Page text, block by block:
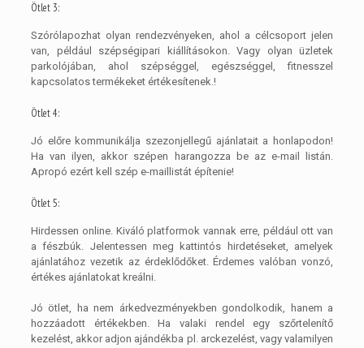
Ötlet 3:
Szórólapozhat olyan rendezvényeken, ahol a célcsoport jelen
van, például szépségipari kiállításokon. Vagy olyan üzletek
parkolójában, ahol szépséggel, egészséggel, fitnesszel
kapcsolatos termékeket értékesítenek.!
Ötlet 4:
Jó előre kommunikálja szezonjellegű ajánlatait a honlapodon!
Ha van ilyen, akkor szépen harangozza be az e-mail listán.
Apropó ezért kell szép e-maillistát építenie!
Ötlet 5:
Hirdessen online. Kiváló platformok vannak erre, például ott van
a fészbúk. Jelentessen meg kattintós hirdetéseket, amelyek
ajánlatához vezetik az érdeklődőket. Érdemes valóban vonzó,
értékes ajánlatokat kreálni.
Jó ötlet, ha nem árkedvezményekben gondolkodik, hanem a
hozzáadott értékekben. Ha valaki rendel egy szőrtelenítő
kezelést, akkor adjon ajándékba pl. arckezelést, vagy valamilyen